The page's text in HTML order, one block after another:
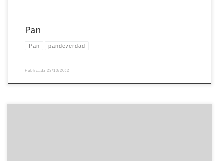
Pan
Pan pandeverdad
Publicada 23/10/2012